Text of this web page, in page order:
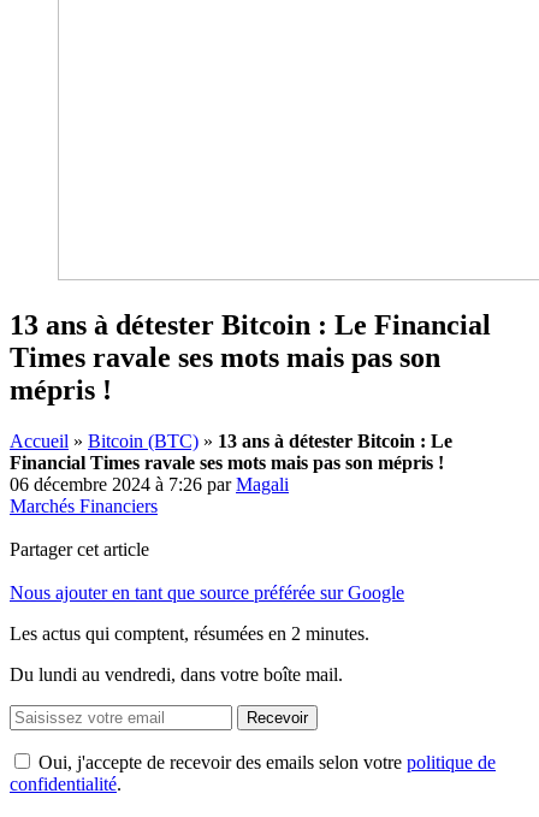
13 ans à détester Bitcoin : Le Financial
Times ravale ses mots mais pas son
mépris !
Accueil » Bitcoin (BTC) » 13 ans à détester Bitcoin : Le
Financial Times ravale ses mots mais pas son mépris !
06 décembre 2024 à 7:26 parMagali
Marchés Financiers
Partager cet article
Nous ajouter en tant que source préférée sur Google
Les actus qui comptent, résumées en 2 minutes.
Du lundi au vendredi, dans votre boîte mail.
Recevoir
Oui, j'accepte de recevoir des emails selon votre politique de
confidentialité.